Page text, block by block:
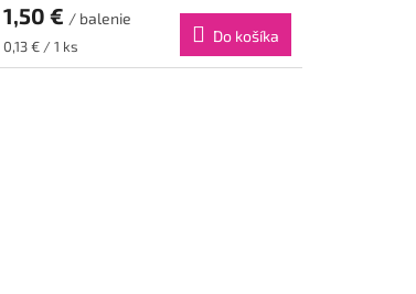
1,50 € / balenie
Jednotková
cena:
0,13 € / 1 ks
Do košíka